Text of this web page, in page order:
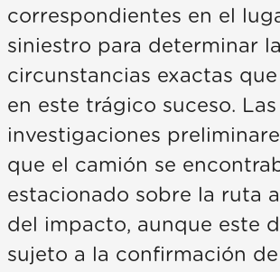
correspondientes en el
siniestro para determinar
circunstancias exactas
en este trágico suceso. Las
investigaciones
que el camión se
estacionado sobre la ruta
del impacto, aunque este
sujeto a la confirmación